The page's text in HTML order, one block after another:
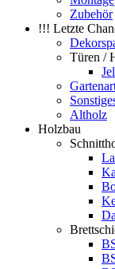
Zubehör
!!! Letzte
Türen /
Altholz
Holzbau